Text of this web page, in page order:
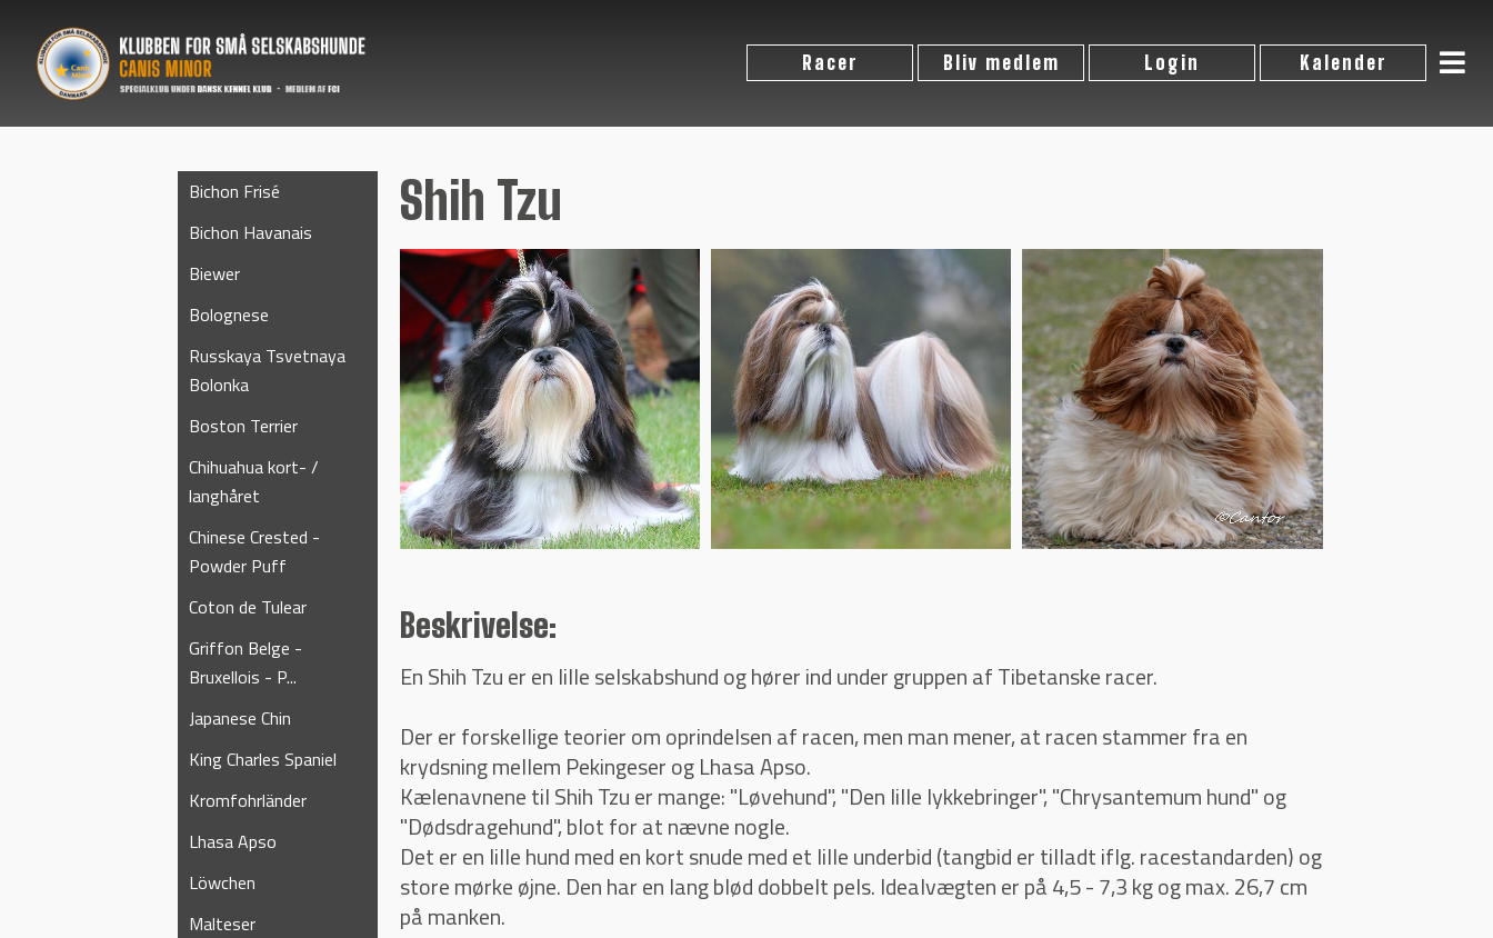
Racer Bliv medlem Login Kalender
Bichon Frisé
Bichon Havanais
Biewer
Bolognese
Russkaya Tsvetnaya
Bolonka
Boston Terrier
Chihuahua kort- /
langhåret
Chinese Crested -
Powder Puff
Coton de Tulear
Griffon Belge -
Bruxellois - P...
Japanese Chin
King Charles Spaniel
Kromfohrländer
Lhasa Apso
Löwchen
Malteser
Shih Tzu
Beskrivelse:
En Shih Tzu er en lille selskabshund og hører ind under gruppen af Tibetanske racer.
Der er forskellige teorier om oprindelsen af racen, men man mener, at racen stammer fra en
krydsning mellem Pekingeser og Lhasa Apso.
Kælenavnene til Shih Tzu er mange: "Løvehund", "Den lille lykkebringer", "Chrysantemum hund" og
"Dødsdragehund", blot for at nævne nogle.
Det er en lille hund med en kort snude med et lille underbid (tangbid er tilladt iflg. racestandarden) og
store mørke øjne. Den har en lang blød dobbelt pels. Idealvægten er på 4,5 - 7,3 kg og max. 26,7 cm
på manken.